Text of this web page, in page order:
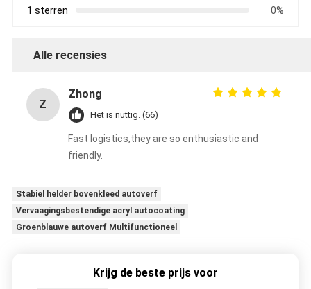
1 sterren
0%
Alle recensies
Z
Zhong
Het is nuttig. (66)
Fast logistics,they are so enthusiastic and
friendly.
Stabiel helder bovenkleed autoverf
Vervaagingsbestendige acryl autocoating
Groenblauwe autoverf Multifunctioneel
Krijg de beste prijs voor